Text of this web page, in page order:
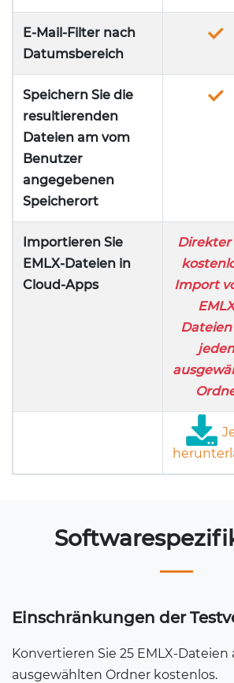
E-Mail-Filter nach
Datumsbereich
Speichern Sie die
resultierenden
Dateien am vom
Benutzer
angegebenen
Speicherort
Importieren Sie
EMLX-Dateien in
Cloud-Apps
Direkter
Import
Dateien
Einschränkungen der
Konvertieren Sie 25 EMLX-Dateien
ausgewählten Ordner kostenlos.